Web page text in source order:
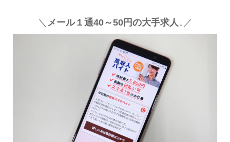
＼ メール１通40～50円の大手求人↓ ／